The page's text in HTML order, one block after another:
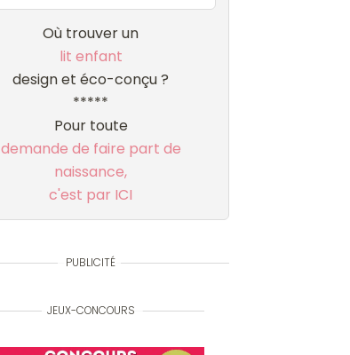
Où trouver un
lit enfant
design et éco-conçu ?
*****
Pour toute
demande de faire part de
naissance,
c'est par ICI
PUBLICITÉ
JEUX-CONCOURS